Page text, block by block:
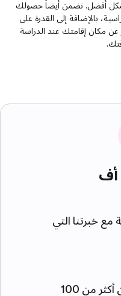
أفضل. نضمن أيضاً حصولك
بالإضافة إلى القدرة على
مكان إقامتك عند الدراسة
أف
مع خبرتنا التي
تواصل مع طلاب من أكثر من 100